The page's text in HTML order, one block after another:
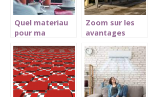
Quel materiau
pour ma
avantages et
inconvenients
Zoom sur les
avantages
l’installation
d’un carport